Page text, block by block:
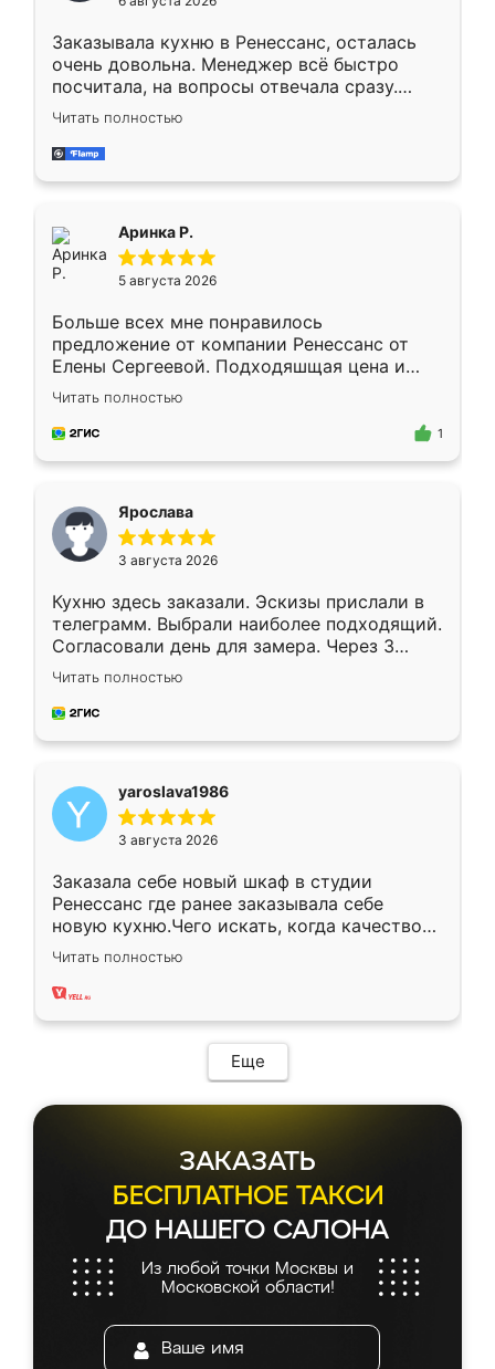
мебели буду заказывать только здесь.
Заказывала кухню в Ренессанс, осталась
очень довольна. Менеджер всё быстро
посчитала, на вопросы отвечала сразу.
Замерщик приехал в субботу, подошёл к
делу со всей ответственностью. Собрали
за день, ребята работали аккуратно, даже
Читать полностью
Аринка Р.
5 августа 2026
Больше всех мне понравилось
предложение от компании Ренессанс от
Елены Сергеевой. Подходяшщая цена и
короткие сроки изготовления. Приехавший
для замера сотрудник Владислав
предложил по моему эскизу самый
Читать полностью
1
Ярослава
3 августа 2026
Кухню здесь заказали. Эскизы прислали в
телеграмм. Выбрали наиболее подходящий.
Согласовали день для замера. Через 3
недели кухня была уже готова. Остались
довольны работой. Спасибо Ренессанс
мебель за качественную работу!
Читать полностью
yaroslava1986
3 августа 2026
Заказала себе новый шкаф в студии
Ренессанс где ранее заказывала себе
новую кухню.Чего искать, когда качеством
вполне довольна. Служит кухня уже почти
два года, нареканий нет.
Читать полностью
Еще
ЗАКАЗАТЬ
БЕСПЛАТНОЕ ТАКСИ
ДО НАШЕГО САЛОНА
Из любой точки Москвы и
Московской области!